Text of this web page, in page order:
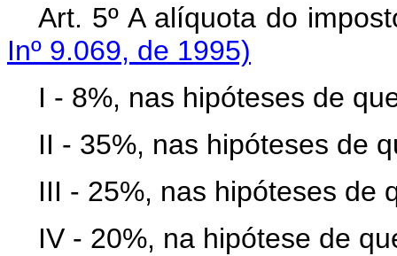
Art. 5º A alíquota do
Inº 9.069, de 1995)
I - 8%, nas hipóteses de
II - 35%, nas hipóteses de
III - 25%, nas hipóteses de
IV - 20%, na hipótese de